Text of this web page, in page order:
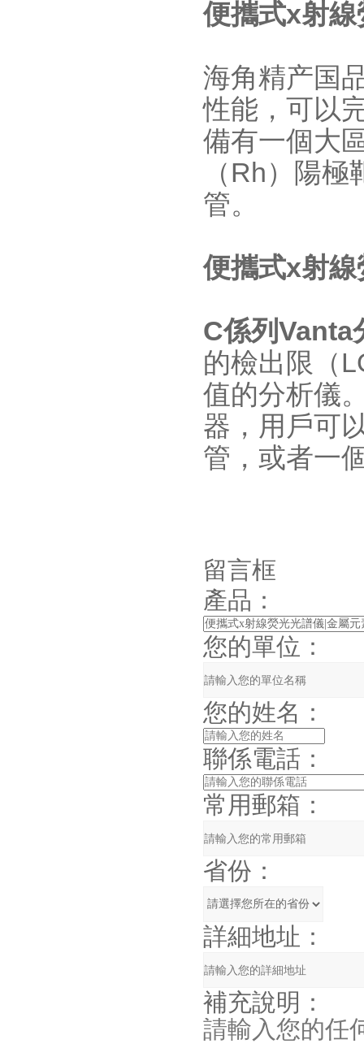
便攜式x射
海角精产国
性能，可以
備有一個大
（Rh）陽
管。
便攜式x射
C係列Vanta
的檢出限（
值的分析儀
器，用戶可
管，或者一
留言框
產品：
您的單位：
您的姓名：
聯係電話：
常用郵箱：
省份：
詳細地址：
補充說明：